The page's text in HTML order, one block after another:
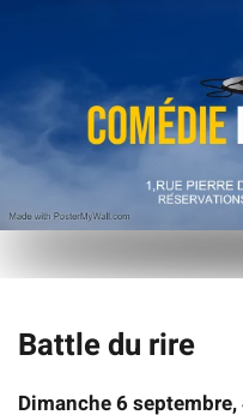
Battle du rire
Dimanche 6